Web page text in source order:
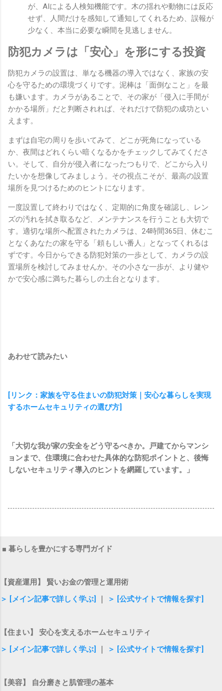
が、AIによる人検知機能です。木の揺れや動物には反応
せず、人間だけを感知して通知してくれるため、誤報が
少なく、本当に必要な瞬間を見逃しません。
防犯カメラは「安心」を形にする投資
防犯カメラの設置は、単なる機器の導入ではなく、家族の安
心を守るための環境づくりです。泥棒は「面倒なこと」を最
も嫌います。カメラがあることで、その家が「侵入に手間が
かかる場所」だと判断されれば、それだけで防犯の成功とい
えます。
まずは自宅の周りを歩いてみて、どこが死角になっている
か、夜間はどれくらい暗くなるかをチェックしてみてくださ
い。そして、自分が侵入者になったつもりで、どこから入り
たいかを想像してみましょう。その視点こそが、最高の設置
場所を見つけるためのヒントになります。
一度設置して終わりではなく、定期的に角度を確認し、レン
ズの汚れを拭き取るなど、メンテナンスを行うことも大切で
す。適切な場所へ配置されたカメラは、24時間365日、休むこ
となくあなたの家を守る「頼もしい番人」となってくれるは
ずです。今日からできる防犯対策の一歩として、カメラの設
置場所を検討してみませんか。その小さな一歩が、より健や
かで安心感に満ちた暮らしの土台となります。
あわせて読みたい
[リンク：家族を守る住まいの防犯対策｜安心な暮らしを実現
するホームセキュリティの選び方]
「大切な我が家の安全をどう守るべきか。戸建てからマンシ
ョンまで、住環境に合わせた具体的な防犯ポイントと、後悔
しないセキュリティ導入のヒントを網羅しています。」
■ 暮らしを豊かにする専門ガイド
【資産運用】 賢いお金の管理と運用術
＞ [メイン記事で詳しく学ぶ]
＞ [公式サイトで情報を探す]
【住まい】 安心を支えるホームセキュリティ
＞ [メイン記事で詳しく学ぶ]
＞ [公式サイトで情報を探す]
【美容】 自分磨きと肌管理の基本